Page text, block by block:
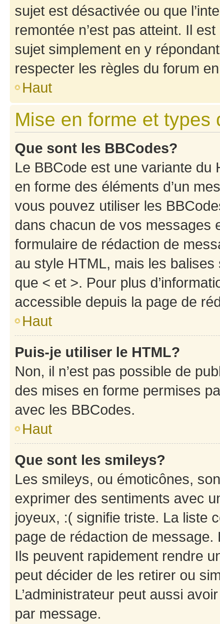
sujet est désactivée ou que
remontée n’est pas atteint. Il
sujet simplement en y
respecter les règles du forum
Haut
Mise en forme et types
Que sont les BBCodes?
Le BBCode est une variante du
en forme des éléments d’un
vous pouvez utiliser les
dans chacun de vos messages
formulaire de rédaction de
au style HTML, mais les
que < et >. Pour plus
accessible depuis la page de
Haut
Puis-je utiliser le HTML?
Non, il n’est pas possible de
des mises en forme permises
avec les BBCodes.
Haut
Que sont les smileys?
Les smileys, ou émoticônes,
exprimer des sentiments avec
joyeux, :( signifie triste. La liste
page de rédaction de
Ils peuvent rapidement rendre
peut décider de les retirer ou
L’administrateur peut aussi
par message.